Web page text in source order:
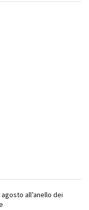
all’anello dei